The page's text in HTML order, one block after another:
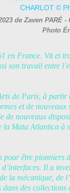
de Zaven PARÉ
Photo
en France. Vit et
son travail entre
de Paris, à partir
et de
de nouveaux
la Mata Atlantica à
pour être pionniers
Il a
la mécanique, de
dans des